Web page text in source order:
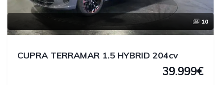
10
CUPRA TERRAMAR 1.5 HYBRID 204cv
39.999€